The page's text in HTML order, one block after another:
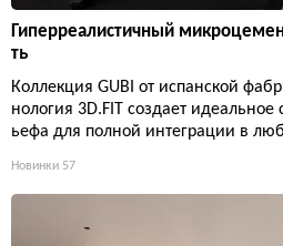
Гиперреалистичный
ть
Коллекция GUBI от испанской
нология 3D.FIT создает
ьефа для полной интеграции в
Новинки 57